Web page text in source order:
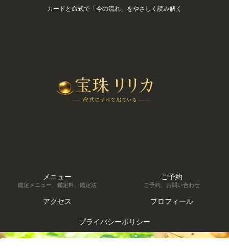
カードと命式で「今の流れ」をやさしく読み解く
メニュー
鑑定メニュー、鑑定料、鑑定法
ご予約
ご予約、お問い合わせ
アクセス プロフィール
プライバシーポリシー